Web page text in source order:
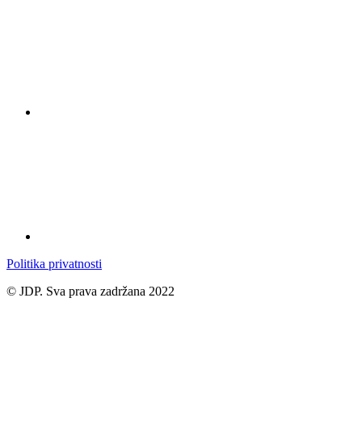
Politika privatnosti
© JDP. Sva prava zadržana 2022